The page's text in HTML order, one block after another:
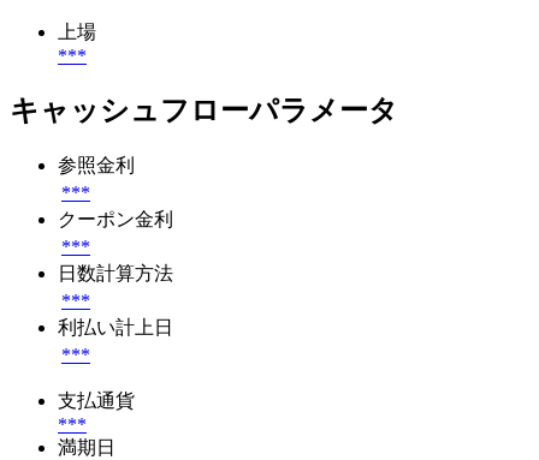
上場
***
キャッシュフローパラメータ
参照金利
***
クーポン金利
***
日数計算方法
***
利払い計上日
***
支払通貨
***
満期日